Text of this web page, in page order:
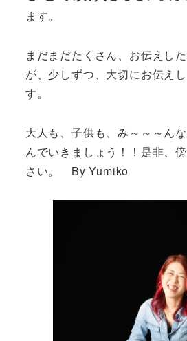
ます。
まだまだたくさん、お伝えし
が、少しずつ、大切にお伝え
す。
大人も、子供も、み～～～ん
んでいきましょう！！是非、
さい。 By Yumiko